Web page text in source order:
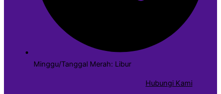
Minggu/Tanggal Merah: Libur
Hubungi Kami